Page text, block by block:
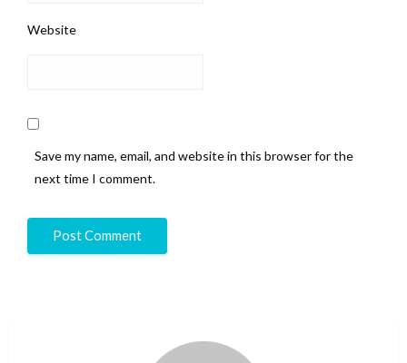
Website
Save my name, email, and website in this browser for the
next time I comment.